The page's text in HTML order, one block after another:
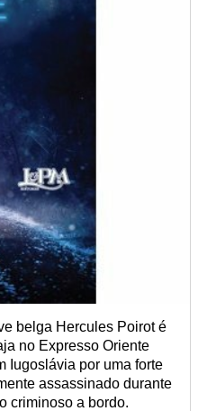
belga Hercules Poirot é
no Expresso Oriente
Iugoslávia por uma forte
assassinado durante
criminoso a bordo.